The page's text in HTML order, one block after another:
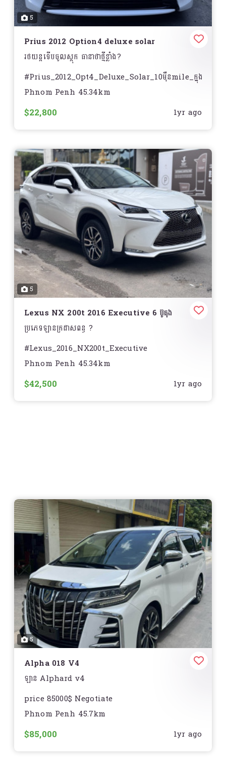
- LAN keep assist
- Fox light
- Rim 17inch Touring edition ?
? ឡានកាលី ?? ធានាអាគុយABS 1ខែ .
☎️ For more details :
☎️ For more details :
5
Prius 2012 Option4 deluxe solar
រថយន្តទើបចូលស្តុក ធានាថាថ្មីខ្លាំង?
#Prius_2012_Opt4_Deluxe_Solar_10មុឺនmile_ក្នុងលឿង
_____//_________
- Price ? : $22,###
- Mile : 100,000 miles ហ្សុិន
- Model : Toyota Prius Option4 Deluxe Solar
- Exterior : White pearl ( សកាំម៉ៃ )
- Interior : Beige ( ក្នុងលឿង)
- Equipment : Screen ធំ / បើកតំបូល & Solar / AC
remote/ JBL?/ កំដៅកៅអី / កៅអីចុច/ ពូកស្បែក/ Auto
headlights/ HUD ស្លាយកុងទ័រ/ DVD player/ Rear
camera/ smartkeys 3 doors/ Bluetooth ?& ?….
☑️ AutoCheck84% ( One Owner ) ឡានCA??
☎️ For more details :
Phnom Penh 45.34km
$22,800 1yr ago
5
Lexus NX 200t 2016 Executive 6 ប៊ូតុង
ប្រភេទឡានក្រដាសពន្ធ ?
#Lexus_2016_NX200t_Executive
#គុជ៣ហ្សុិន_6ប៊ូតុង ប៉ុង២??
?តម្លៃល្អ : $40ស្តើង
- Equipment : . រាដាហ្វ្រាំងអូតូ
. រាដាតាមឡានខាងមុខ
. ផ្លឹតទឹកភ្លៀងអូតូ
. កៅអីមុខក្តៅ+ត្រជាក់
. ទ្វាក្រោយបើកបិទអូតូ
. សិនស័រកាង១ជុំ
. ប្រាប់សញ្ញាវ៉ាជែង
. បើកតំបូល
. Memories seat
. ចុចLockប៉ុងកាពីតាស់
. កំដៅចង្កូត
. DVD player
Phnom Penh 45.34km
$42,500 1yr ago
5
Alpha 018 V4
ឡាន Alphard v4
price 85000$ Negotiate
Contact
Telegram :
Phnom Penh 45.7km
$85,000 1yr ago